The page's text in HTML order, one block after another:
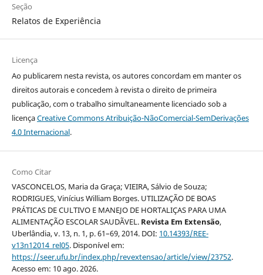
Seção
Relatos de Experiência
Licença
Ao publicarem nesta revista, os autores concordam em manter os
direitos autorais e concedem à revista o direito de primeira
publicação, com o trabalho simultaneamente licenciado sob a
licençaCreative Commons Atribuição-NãoComercial-SemDerivações
4.0 Internacional.
Como Citar
VASCONCELOS, Maria da Graça; VIEIRA, Sálvio de Souza;
RODRIGUES, Vinícius William Borges. UTILIZAÇÃO DE BOAS
PRÁTICAS DE CULTIVO E MANEJO DE HORTALIÇAS PARA UMA
ALIMENTAÇÃO ESCOLAR SAUDÃVEL. Revista Em Extensão,
Uberlândia, v. 13, n. 1, p. 61–69, 2014. DOI: 10.14393/REE-
v13n12014_rel05. Disponível em:
https://seer.ufu.br/index.php/revextensao/article/view/23752.
Acesso em: 10 ago. 2026.